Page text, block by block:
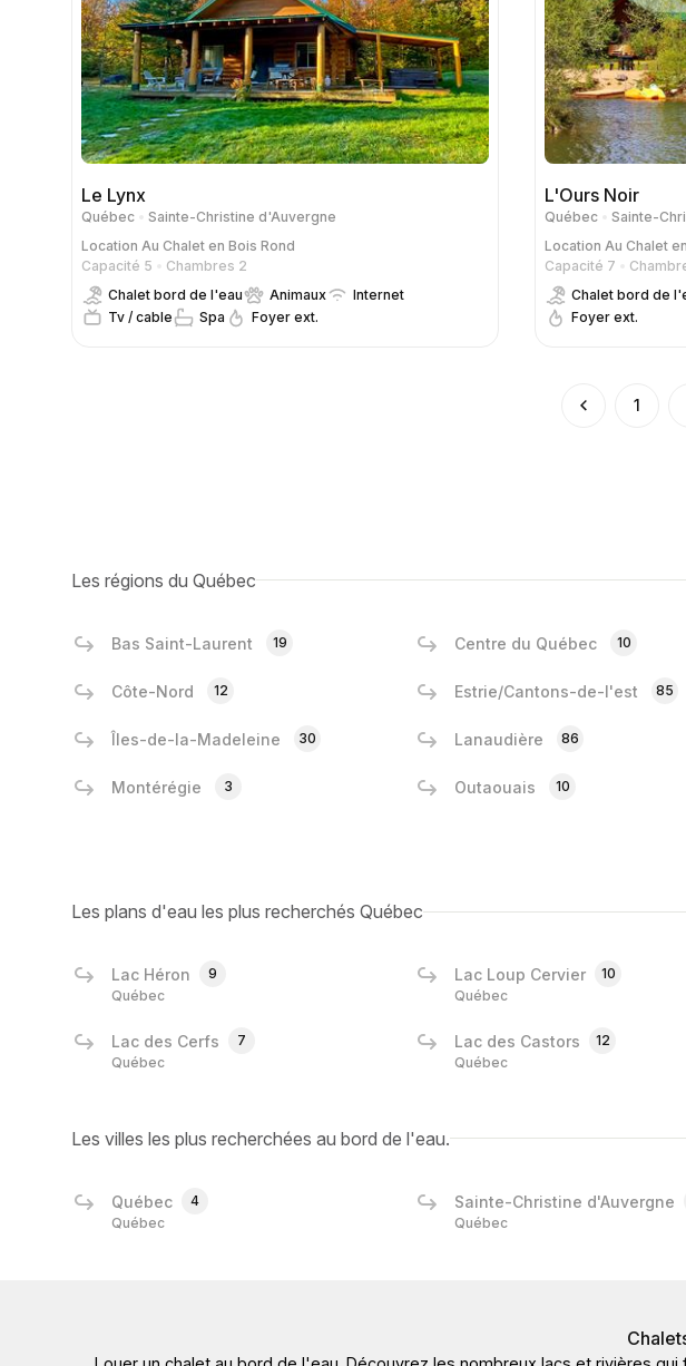
Le Lynx
Québec
Sainte-Christine d'Auvergne
Location Au Chalet en Bois Rond
Capacité 5
Chambres 2
Chalet bord de l'eau
Animaux
Internet
Tv / cable
Spa Foyer ext.
L'Ours Noir
Québec
Sainte-
Location Au Chalet
Capacité 7
Chalet bord de
Foyer ext.
1
Les régions du Québec
Bas Saint-Laurent 19 Centre du Québec 10
Côte-Nord 12 Estrie/Cantons-de-l'est 85
Îles-de-la-Madeleine 30 Lanaudière 86
Montérégie 3 Outaouais 10
Les plans d'eau les plus recherchés Québec
Lac Héron
9
Québec
Lac Loup Cervier
10
Québec
Lac des Cerfs
7
Québec
Lac des Castors
12
Québec
Les villes les plus recherchées au bord de l'eau.
Québec
4
Québec
Sainte-Christine d'Auvergne
Québec